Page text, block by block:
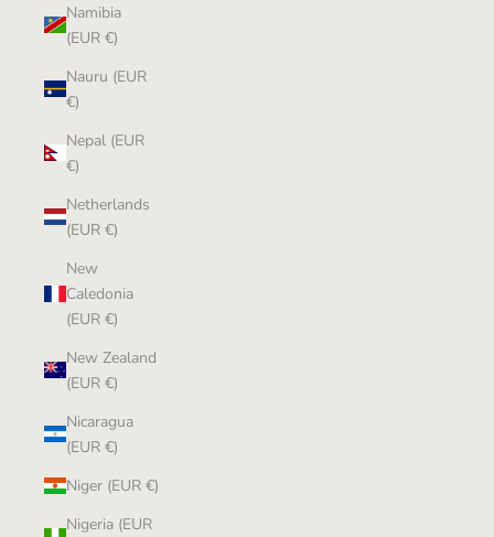
Namibia
(EUR €)
Nauru (EUR
€)
Nepal (EUR
€)
Netherlands
(EUR €)
New
Caledonia
(EUR €)
New Zealand
(EUR €)
Nicaragua
(EUR €)
Niger (EUR €)
Nigeria (EUR